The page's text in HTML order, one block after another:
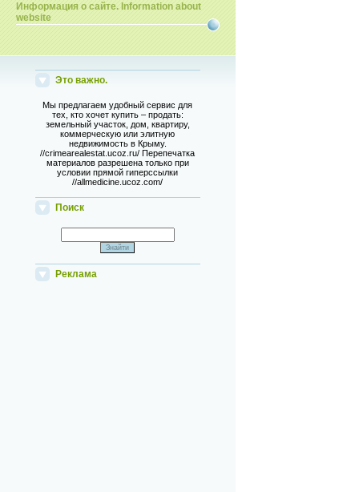
Информация о сайте. Information about
website
Это важно.
Мы предлагаем удобный сервис для
тех, кто хочет купить – продать:
земельный участок, дом, квартиру,
коммерческую или элитную
недвижимость в Крыму.
//crimearealestat.ucoz.ru/ Перепечатка
материалов разрешена только при
условии прямой гиперссылки
//allmedicine.ucoz.com/
Поиск
Реклама